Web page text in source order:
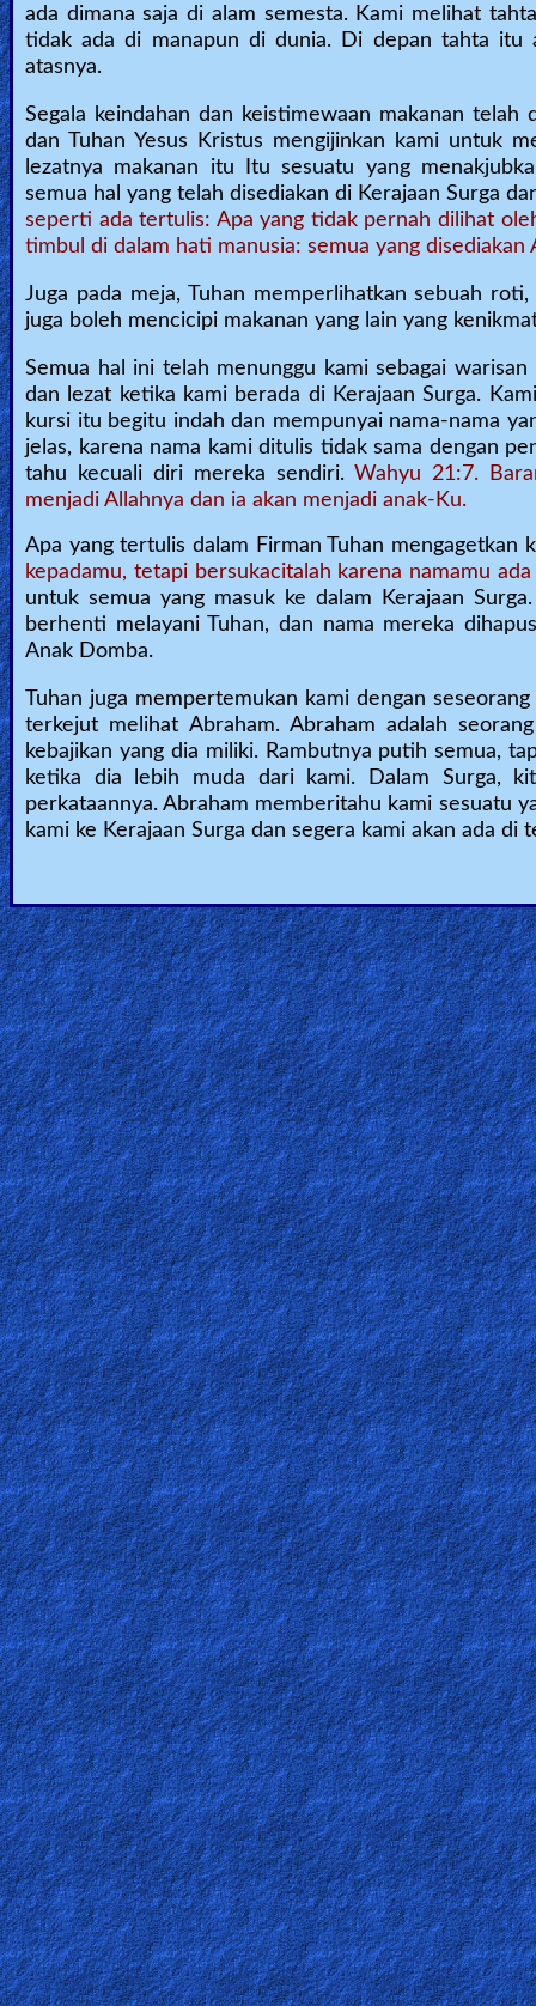
ada dimana saja di alam semesta. Kami melihat
tidak ada di manapun di dunia. Di depan tahta
atasnya.
Segala keindahan dan keistimewaan makanan
dan Tuhan Yesus Kristus mengijinkan kami untuk
lezatnya makanan itu Itu sesuatu yang
semua hal yang telah disediakan di Kerajaan Surga
seperti ada tertulis: Apa yang tidak pernah dilihat
timbul di dalam hati manusia: semua yang
Juga pada meja, Tuhan memperlihatkan sebuah
juga boleh mencicipi makanan yang lain yang
Semua hal ini telah menunggu kami sebagai
dan lezat ketika kami berada di Kerajaan Surga.
kursi itu begitu indah dan mempunyai nama-nama
jelas, karena nama kami ditulis tidak sama dengan
tahu kecuali diri mereka sendiri.Wahyu 21:7.
menjadi Allahnya dan ia akan menjadi anak-Ku.
Apa yang tertulis dalam Firman Tuhan mengagetkan
kepadamu, tetapi bersukacitalah karena namamu
untuk semua yang masuk ke dalam Kerajaan
berhenti melayani Tuhan, dan nama mereka
Anak Domba.
Tuhan juga mempertemukan kami dengan
terkejut melihat Abraham. Abraham adalah
kebajikan yang dia miliki. Rambutnya putih semua,
ketika dia lebih muda dari kami. Dalam Surga,
perkataannya. Abraham memberitahu kami sesuatu
kami ke Kerajaan Surga dan segera kami akan ada di